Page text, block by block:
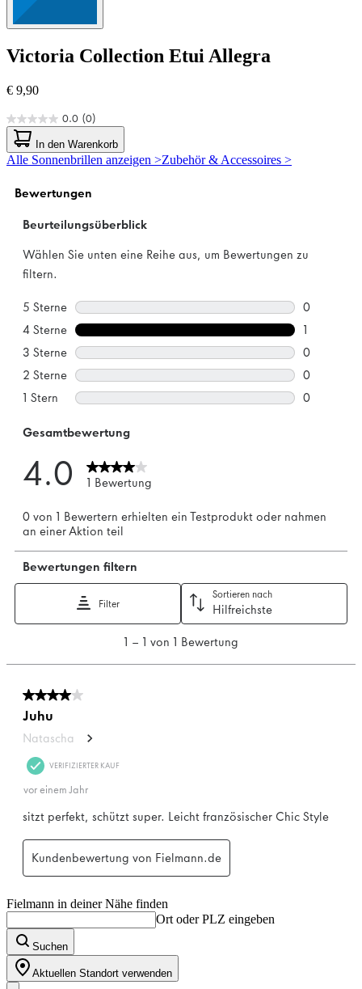
Victoria Collection Etui Allegra
€ 9,90
0.0 (0)
0.0
von
5
Sternen.
In den Warenkorb
Alle Sonnenbrillen anzeigen >Zubehör & Accessoires >
Fielmann in deiner Nähe finden
Ort oder PLZ eingeben
Suchen
Aktuellen Standort verwenden